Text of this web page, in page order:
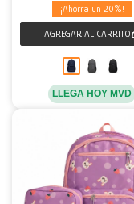
20
LLEGA HOY MVD